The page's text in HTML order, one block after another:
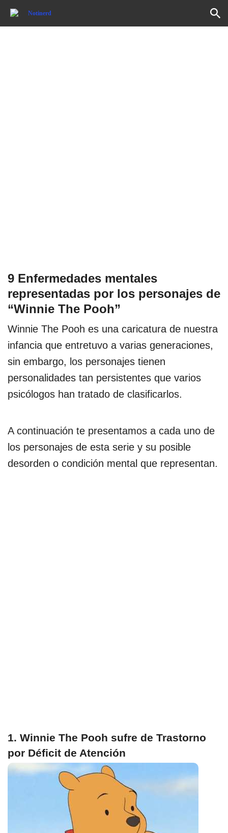
9 Enfermedades mentales
representadas por los personajes de
“Winnie The Pooh”
Winnie The Pooh es una caricatura de nuestra
infancia que entretuvo a varias generaciones,
sin embargo, los personajes tienen
personalidades tan persistentes que varios
psicólogos han tratado de clasificarlos.
A continuación te presentamos a cada uno de
los personajes de esta serie y su posible
desorden o condición mental que representan.
1. Winnie The Pooh sufre de Trastorno
por Déficit de Atención